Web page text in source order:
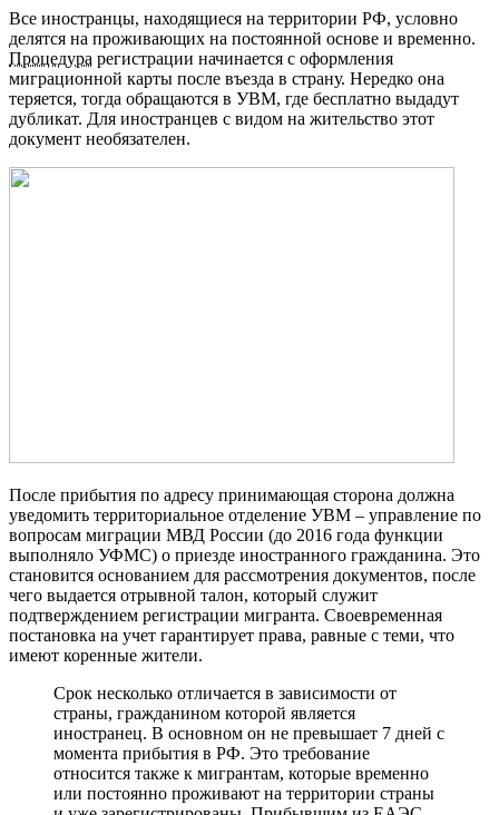
Все иностранцы, находящиеся на территории РФ, условно
делятся на проживающих на постоянной основе и временно.
Процедура регистрации начинается с оформления
миграционной карты после въезда в страну. Нередко она
теряется, тогда обращаются в УВМ, где бесплатно выдадут
дубликат. Для иностранцев с видом на жительство этот
документ необязателен.
После прибытия по адресу принимающая сторона должна
уведомить территориальное отделение УВМ – управление по
вопросам миграции МВД России (до 2016 года функции
выполняло УФМС) о приезде иностранного гражданина. Это
становится основанием для рассмотрения документов, после
чего выдается отрывной талон, который служит
подтверждением регистрации мигранта. Своевременная
постановка на учет гарантирует права, равные с теми, что
имеют коренные жители.
Срок несколько отличается в зависимости от
страны, гражданином которой является
иностранец. В основном он не превышает 7 дней с
момента прибытия в РФ. Это требование
относится также к мигрантам, которые временно
или постоянно проживают на территории страны